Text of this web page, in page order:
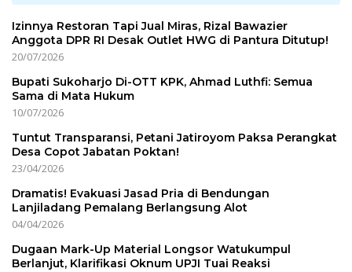
Izinnya Restoran Tapi Jual Miras, Rizal Bawazier
Anggota DPR RI Desak Outlet HWG di Pantura Ditutup!
20/07/2026
Bupati Sukoharjo Di-OTT KPK, Ahmad Luthfi: Semua
Sama di Mata Hukum
10/07/2026
Tuntut Transparansi, Petani Jatiroyom Paksa Perangkat
Desa Copot Jabatan Poktan!
23/04/2026
Dramatis! Evakuasi Jasad Pria di Bendungan
Lanjiladang Pemalang Berlangsung Alot
04/04/2026
Dugaan Mark-Up Material Longsor Watukumpul
Berlanjut, Klarifikasi Oknum UPJI Tuai Reaksi